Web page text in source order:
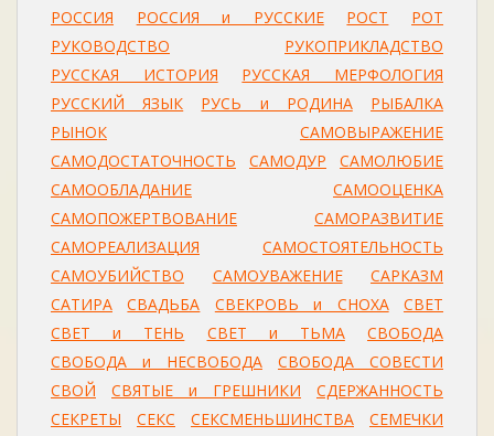
РОССИЯ
РОССИЯ и РУССКИЕ РОСТ
РОТ
РУКОВОДСТВО
РУКОПРИКЛАДСТВО
РУССКАЯ ИСТОРИЯ
РУССКАЯ МЕРФОЛОГИЯ
РУССКИЙ ЯЗЫК
РУСЬ и РОДИНА
РЫБАЛКА
РЫНОК
САМОВЫРАЖЕНИЕ
САМОДОСТАТОЧНОСТЬ
САМОДУР
САМОЛЮБИЕ
САМООБЛАДАНИЕ
САМООЦЕНКА
САМОПОЖЕРТВОВАНИЕ
САМОРАЗВИТИЕ
САМОРЕАЛИЗАЦИЯ
САМОСТОЯТЕЛЬНОСТЬ
САМОУБИЙСТВО
САМОУВАЖЕНИЕ
САРКАЗМ
САТИРА
СВАДЬБА СВЕКРОВЬ и СНОХА
СВЕТ
СВЕТ и ТЕНЬ
СВЕТ и ТЬМА
СВОБОДА
СВОБОДА и НЕСВОБОДА
СВОБОДА СОВЕСТИ
СВОЙ
СВЯТЫЕ и ГРЕШНИКИ
СДЕРЖАННОСТЬ
СЕКРЕТЫ
СЕКС СЕКСМЕНЬШИНСТВА
СЕМЕЧКИ